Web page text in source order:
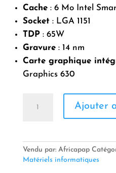
Cache: 6 Mo Intel
Socket: LGA 1151
TDP: 65W
Gravure: 14 nm
Carte graphique
Graphics 630
Processeur
i5-
7400
Ajouter
Vendu par: Africapap
Matériels informatiques